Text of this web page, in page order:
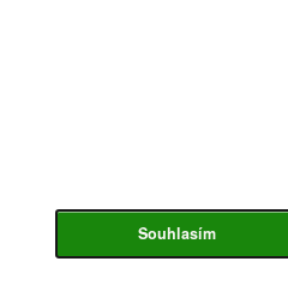
Souhlasím